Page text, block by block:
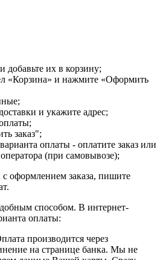
добавьте их в корзину;
«Корзина» и нажмите «Оформить
и укажите адрес;
заказ";
оплаты - оплатите заказ или
(при самовывозе);
оформлением заказа, пишите
способом. В интернет-
оплаты:
производится через
на странице банка. Мы не